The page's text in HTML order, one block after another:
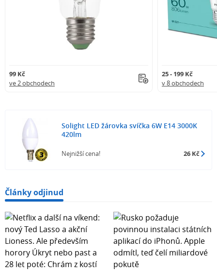
99 Kč
ve 2 obchodech
25 - 199 Kč
v 8 obchodech
Solight LED žárovka svíčka 6W E14 3000K
420lm
Nejnižší cena! 26 Kč
Články odjinud